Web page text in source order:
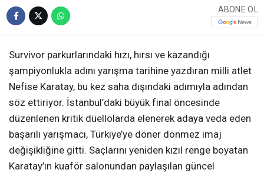
ABONE OL
Survivor parkurlarındaki hızı, hırsı ve kazandığı
şampiyonlukla adını yarışma tarihine yazdıran milli atlet
Nefise Karatay, bu kez saha dışındaki adımıyla adından
söz ettiriyor. İstanbul’daki büyük final öncesinde
düzenlenen kritik düellolarda elenerek adaya veda eden
başarılı yarışmacı, Türkiye’ye döner dönmez imaj
değişikliğine gitti. Saçlarını yeniden kızıl renge boyatan
Karatay’ın kuaför salonundan paylaşılan güncel